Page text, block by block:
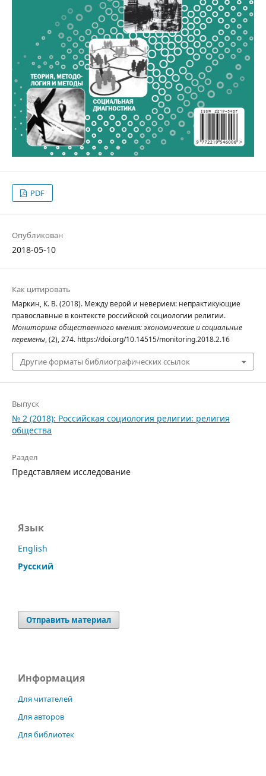
PDF
Опубликован
2018-05-10
Как цитировать
Маркин, К. В. (2018). Между верой и неверием: непрактикующие
православные в контексте российской социологии религии.
Мониторинг общественного мнения: экономические и социальные
перемены, (2), 274. https://doi.org/10.14515/monitoring.2018.2.16
Другие форматы библиографических ссылок
Выпуск
№ 2 (2018): Российская социология религии: религия
общества
Раздел
Представляем исследование
Язык
English
Русский
Отправить материал
Информация
Для читателей
Для авторов
Для библиотек